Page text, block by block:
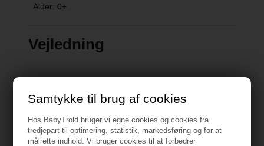
Samtykke til brug af cookies
Hos BabyTrold bruger vi egne cookies og cookies fra
tredjepart til optimering, statistik, markedsføring og for at
målrette indhold. Vi bruger cookies til at forbedrer
Alder: 0+
Vejledning
Måske er du også interesseret i
følgende produkter